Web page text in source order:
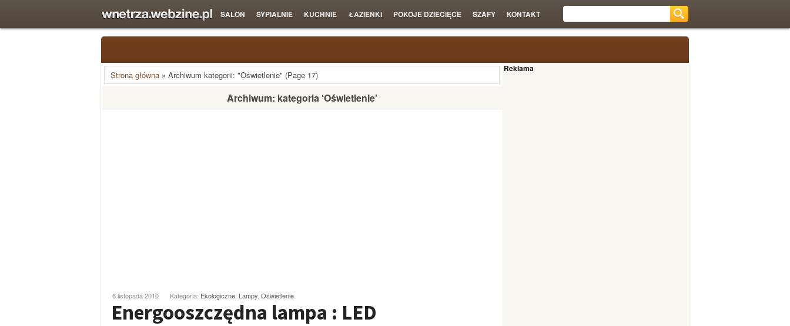
SALON SYPIALNIE KUCHNIE ŁAZIENKI POKOJE DZIECIĘCE SZAFY KONTAKT
Strona główna » Archiwum kategorii: "Oświetlenie" (Page 17)
Archiwum: kategoria ‘Oświetlenie’
6 listopada 2010 Kategoria: Ekologiczne Lampy Oświetlenie
Energooszczędna lampa : LED
Reklama